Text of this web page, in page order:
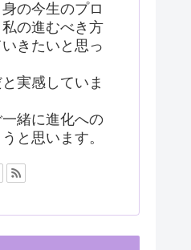
の今生のプロ
の進むべき方
きたいと思っ
実感していま
緒に進化への
と思います。